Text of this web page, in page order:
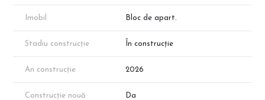
reprezintă o simulare orientativă a spațiilor, fără caracter
Programeaza o vizionare cu reprezentantul direct al
dezvoltatorului!
Imobil Bloc de apart.
Stadiu construcție În construcție
An construcție 2026
Construcție nouă Da